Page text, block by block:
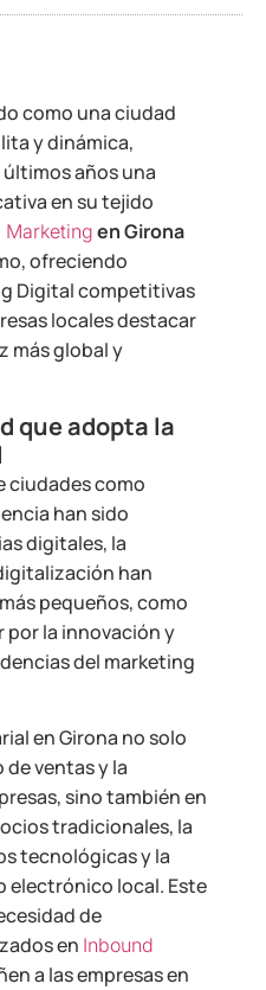
como una ciudad
y dinámica,
años una
en su tejido
Marketing en Girona
ofreciendo
Digital competitivas
locales destacar
más global y
que adopta la
ciudades como
han sido
digitales, la
han
pequeños, como
por la innovación y
del marketing
en Girona no solo
de ventas y la
sino también en
tradicionales, la
tecnológicas y la
electrónico local. Este
de
en Inbound
a las empresas en